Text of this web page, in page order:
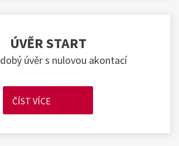
ÚVĚR START
úvěr s nulovou akontací
ČÍST VÍCE